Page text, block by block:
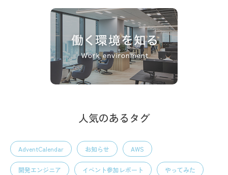
人気のあるタグ
AdventCalendar お知らせ AWS
開発エンジニア イベント参加レポート やってみた